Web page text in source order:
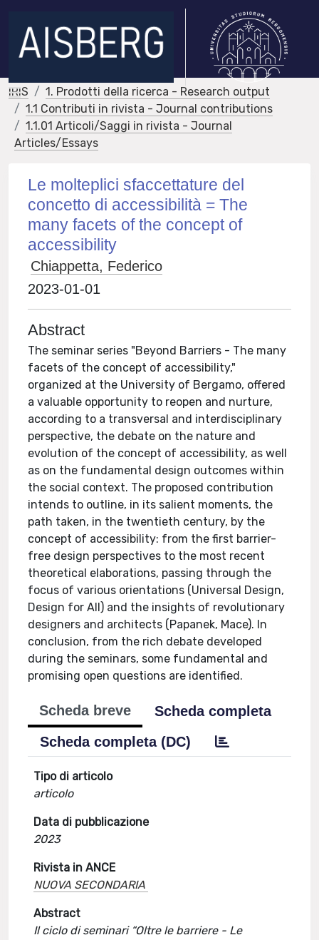
IRIS
1. Prodotti della ricerca - Research output
1.1 Contributi in rivista - Journal contributions
1.1.01 Articoli/Saggi in rivista - Journal
Articles/Essays
Le molteplici sfaccettature del
concetto di accessibilità = The
many facets of the concept of
accessibility
Chiappetta, Federico
2023-01-01
Abstract
The seminar series "Beyond Barriers - The many
facets of the concept of accessibility,"
organized at the University of Bergamo, offered
a valuable opportunity to reopen and nurture,
according to a transversal and interdisciplinary
perspective, the debate on the nature and
evolution of the concept of accessibility, as well
as on the fundamental design outcomes within
the social context. The proposed contribution
intends to outline, in its salient moments, the
path taken, in the twentieth century, by the
concept of accessibility: from the first barrier-
free design perspectives to the most recent
theoretical elaborations, passing through the
focus of various orientations (Universal Design,
Design for All) and the insights of revolutionary
designers and architects (Papanek, Mace). In
conclusion, from the rich debate developed
during the seminars, some fundamental and
promising open questions are identified.
Scheda breve
Scheda completa
Scheda completa (DC)
Tipo di articolo
articolo
Data di pubblicazione
2023
Rivista in ANCE
NUOVA SECONDARIA
Abstract
Il ciclo di seminari “Oltre le barriere - Le